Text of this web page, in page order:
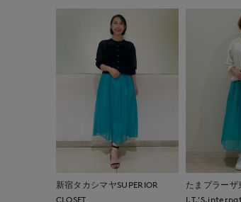
新宿タカシマヤSUPERIOR
CLOSET
たまプラーザ